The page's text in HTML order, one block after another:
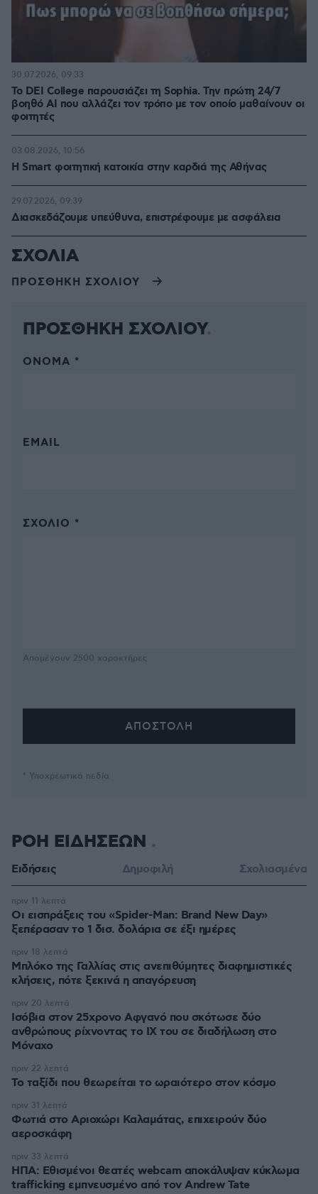
Το DEI College παρουσιάζει τη Sophia. Την πρώτη 24/7
βοηθό AI που αλλάζει τον τρόπο με τον οποίο μαθαίνουν οι
φοιτητές
30.07.2026, 09:33
Η Smart φοιτητική κατοικία στην καρδιά της Αθήνας
03.08.2026, 10:56
Διασκεδάζουμε υπεύθυνα, επιστρέφουμε με ασφάλεια
29.07.2026, 09:39
ΣΧΟΛΙΑ
ΠΡΟΣΘΗΚΗ ΣΧΟΛΙΟΥ
ΠΡΟΣΘΗΚΗ ΣΧΟΛΙΟΥ
ΌΝΟΜΑ *
EMAIL
ΣΧΌΛΙΟ *
Απομένουν 2500 χαρακτήρες
* Υποχρεωτικά πεδία
ΡΟΗ ΕΙΔΗΣΕΩΝ
Ειδήσεις Δημοφιλή Σχολιασμένα
Οι εισπράξεις του «Spider-Man: Brand New Day»
ξεπέρασαν το 1 δισ. δολάρια σε έξι ημέρες
πριν 11 λεπτά
Μπλόκο της Γαλλίας στις ανεπιθύμητες διαφημιστικές
κλήσεις, πότε ξεκινά η απαγόρευση
πριν 18 λεπτά
Ισόβια στον 25χρονο Αφγανό που σκότωσε δύο
ανθρώπους ρίχνοντας το ΙΧ του σε διαδήλωση στο
Μόναχο
πριν 20 λεπτά
Το ταξίδι που θεωρείται το ωραιότερο στον κόσμο
πριν 22 λεπτά
Φωτιά στο Αριοχώρι Καλαμάτας, επιχειρούν δύο
αεροσκάφη
πριν 31 λεπτά
ΗΠΑ: Εθισμένοι θεατές webcam αποκάλυψαν κύκλωμα
trafficking εμπνευσμένο από τον Andrew Tate
πριν 33 λεπτά